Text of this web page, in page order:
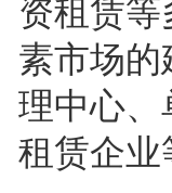
资租赁
素市场
理中心、
租赁企业